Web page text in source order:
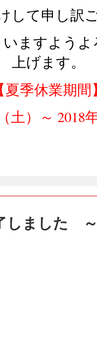
して申し訳
ますよう
上げます。
【夏季休業期間
土）～ 2018
しました